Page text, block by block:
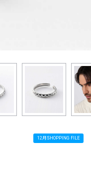
12月SHOPPING FILE